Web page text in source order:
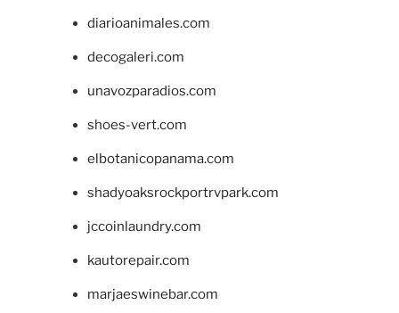
diarioanimales.com
decogaleri.com
unavozparadios.com
shoes-vert.com
elbotanicopanama.com
shadyoaksrockportrvpark.com
jccoinlaundry.com
kautorepair.com
marjaeswinebar.com